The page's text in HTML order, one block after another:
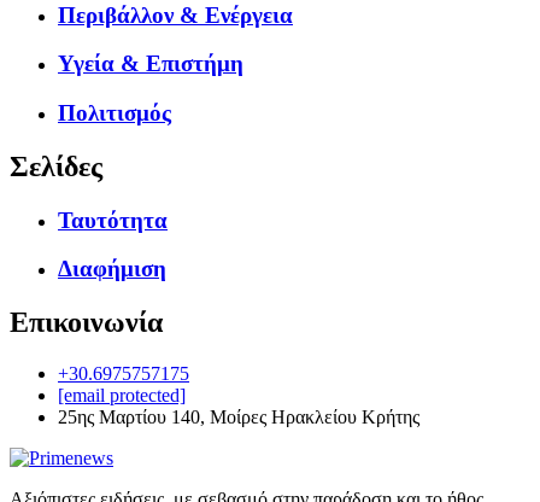
Περιβάλλον & Ενέργεια
Υγεία & Επιστήμη
Πολιτισμός
Σελίδες
Ταυτότητα
Διαφήμιση
Επικοινωνία
+30.6975757175
[email protected]
25ης Μαρτίου 140, Μοίρες Ηρακλείου Κρήτης